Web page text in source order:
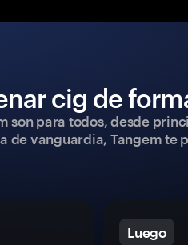
cig de
son para todos, desde
de vanguardia, Tangem
Luego